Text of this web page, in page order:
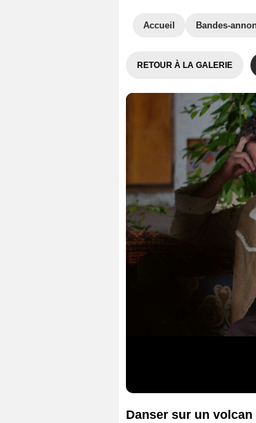
Accueil Bandes-
RETOUR À LA GALERIE
Danser sur un